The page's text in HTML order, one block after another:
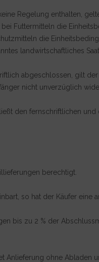
Regelung enthalten,
Futtermitteln die
die
landwirtschaftliches
abgeschlossen, gilt
nicht unverzüglich
den fernschriftlichen
berechtigt.
so hat der Käufer eine
bis zu 2 % der
Anlieferung ohne Abladen